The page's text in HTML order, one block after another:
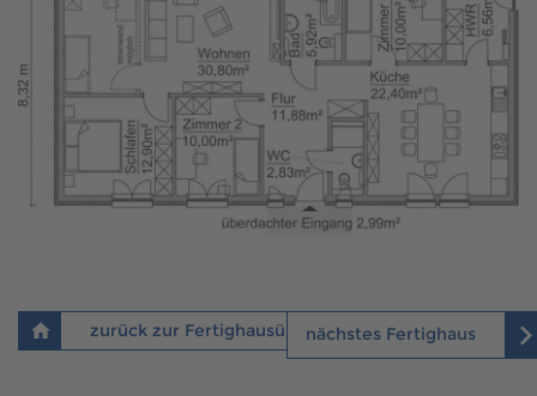
zurück zur Fertighausübersichtnächstes Fertighaus